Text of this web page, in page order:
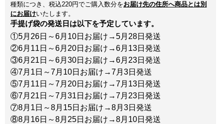
種類につき、税込220円でご購入数分をお届け先の住所へ商品とは別
にお届けいたします。
手提げ袋の発送日は以下を予定しています。
①5月26日～6月10日お届け→5月28日発送
②6月11日～6月20日お届け→6月13日発送
③6月21日～6月30日お届け→6月23日発送
④7月1日～7月10日お届け→7月3日発送
⑤7月11日～7月20日お届け→7月13日発送
⑥7月21日～7月31日お届け→7月23日発送
⑦8月1日～8月15日お届け→8月3日発送
⑧8月16日～8月25日お届け→8月10日発送